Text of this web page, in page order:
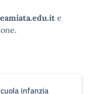
e
infanzia